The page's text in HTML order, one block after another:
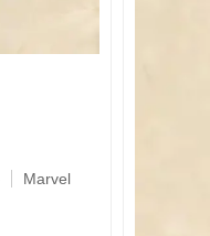
Marvel